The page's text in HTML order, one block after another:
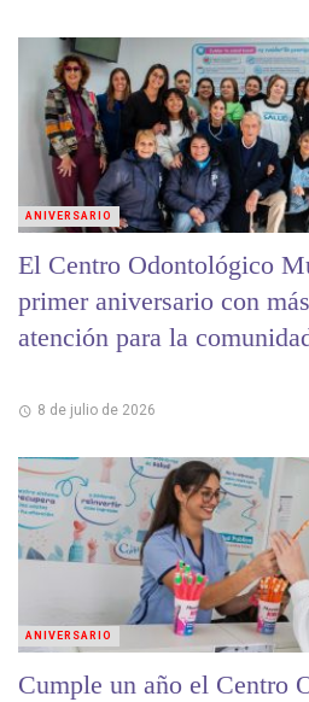
El Centro Odontológico
primer aniversario con
atención para la
8 de julio de 2026
ANIVERSARIO
Cumple un año el Centro
ANIVERSARIO